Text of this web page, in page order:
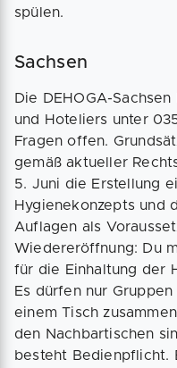
spülen.
Sachsen
Die DEHOGA-
und Hoteliers unter
Fragen offen.
gemäß aktueller
5. Juni die Erstellung
Hygienekonzepts und
Auflagen als
Wiedereröffnung: Du
für die Einhaltung der
Es dürfen nur
einem Tisch
den Nachbartischen
besteht Bedienpflicht.